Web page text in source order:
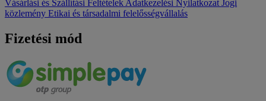
Vásárlási és Szállítási Feltételek Adatkezelési Nyilatkozat Jogi
közlemény Etikai és társadalmi felelősségvállalás
Fizetési mód